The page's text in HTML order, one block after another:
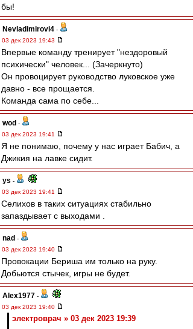
бы!
Nevladimirovi4 -
03 дек 2023 19:43
Впервые команду тренирует "нездоровый
психически" человек... (Зачеркнуто)
Он провоцирует руководство луковское уже
давно - все прощается.
Команда сама по себе...
wod -
03 дек 2023 19:41
Я не понимаю, почему у нас играет Бабич, а
Джикия на лавке сидит.
ys -
03 дек 2023 19:41
Селихов в таких ситуациях стабильно
запаздывает с выходами .
nad -
03 дек 2023 19:40
Провокации Бериша им только на руку.
Добьются стычек, игры не будет.
Alex1977 -
03 дек 2023 19:40
электроврач » 03 дек 2023 19:39